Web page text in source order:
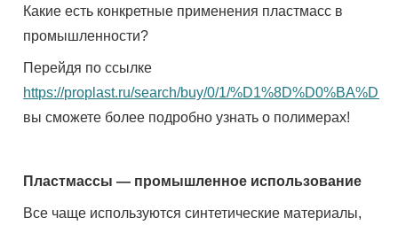
Какие есть конкретные применения пластмасс в
промышленности?
Перейдя по ссылке
https://proplast.ru/search/buy/0/1/
вы сможете более подробно узнать о полимерах!
Пластмассы — промышленное использование
Все чаще используются синтетические материалы,